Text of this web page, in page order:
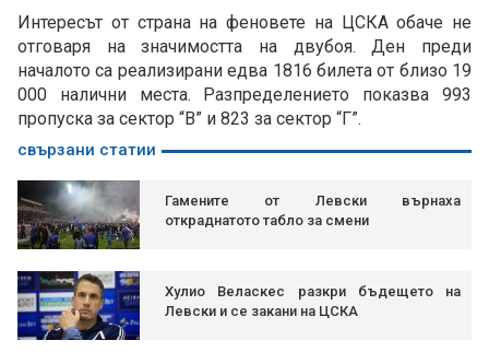
Интересът от страна на феновете на ЦСКА обаче не
отговаря на значимостта на двубоя. Ден преди
началото са реализирани едва 1816 билета от близо 19
000 налични места. Разпределението показва 993
пропуска за сектор “В” и 823 за сектор “Г”.
свързани статии
Гамените от Левски върнаха
откраднатото табло за смени
Хулио Веласкес разкри бъдещето на
Левски и се закани на ЦСКА